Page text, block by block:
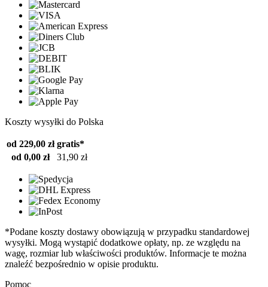
Koszty wysyłki do Polska
od 229,00 zł gratis*
od 0,00 zł
31,90 zł
*Podane koszty dostawy obowiązują w przypadku standardowej
wysyłki. Mogą wystąpić dodatkowe opłaty, np. ze względu na
wagę, rozmiar lub właściwości produktów. Informacje te można
znaleźć bezpośrednio w opisie produktu.
Pomoc